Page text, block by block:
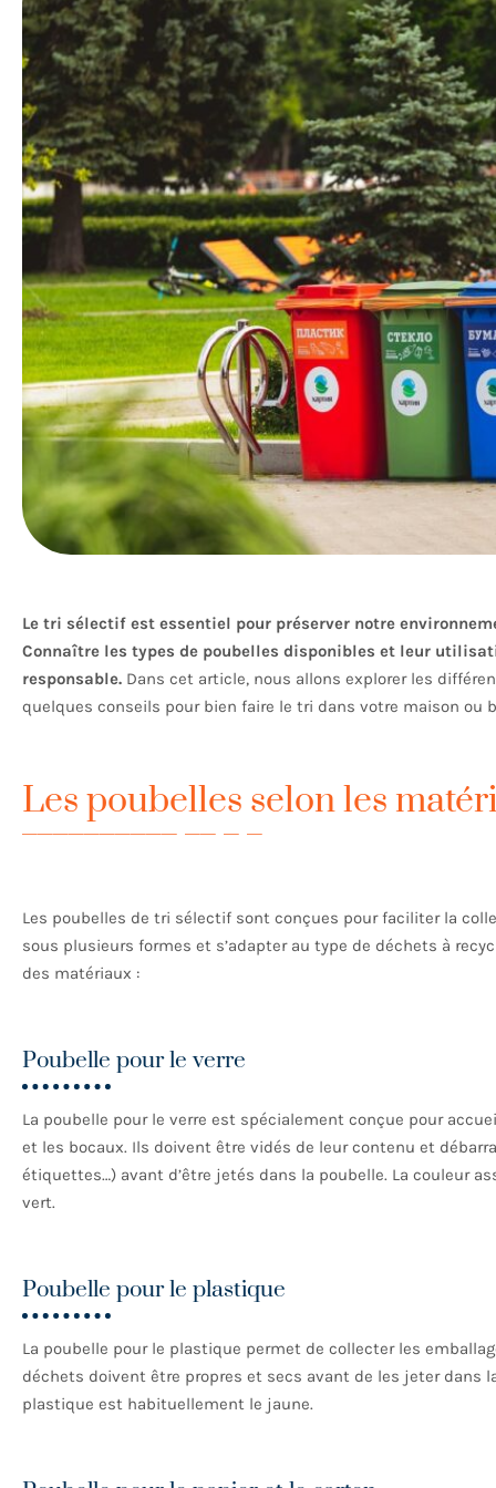
Le tri sélectif est essentiel pour préserver notre
Connaître les types de poubelles disponibles et leur
responsable. Dans cet article, nous allons explorer les
quelques conseils pour bien faire le tri dans votre maison ou
Les poubelles selon les
Les poubelles de tri sélectif sont conçues pour faciliter la
sous plusieurs formes et s’adapter au type de déchets à
des matériaux :
Poubelle pour le verre
La poubelle pour le verre est spécialement conçue pour
et les bocaux. Ils doivent être vidés de leur contenu et
étiquettes…) avant d’être jetés dans la poubelle. La couleur
vert.
Poubelle pour le plastique
La poubelle pour le plastique permet de collecter les
déchets doivent être propres et secs avant de les jeter dans
plastique est habituellement le jaune.